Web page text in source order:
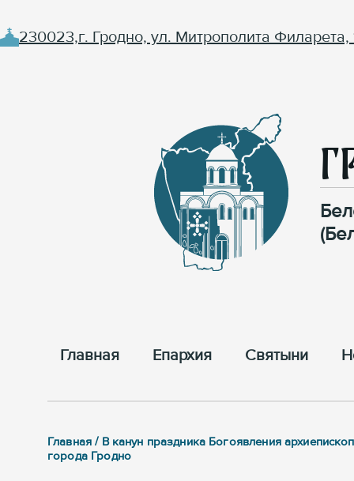
230023,г. Гродно, ул. Митрополита Филарета,
Главная Епархия Cвятыни
Главная / В канун праздника Богоявления
города Гродно